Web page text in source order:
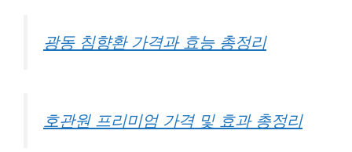
광동 침향환 가격과 효능 총정리
호관원 프리미엄 가격 및 효과 총정리